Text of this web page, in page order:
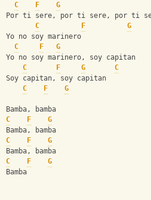
C
F
G
Por ti sere, por ti sere, por ti
C
F
G
Yo no soy marinero
C
F
G
Yo no soy marinero, soy capitan
C
F G
C
Soy capitan, soy capitan
C
F G
Bamba, bamba
C
F
G
Bamba, bamba
C
F
G
Bamba, bamba
C
F
G
Bamba